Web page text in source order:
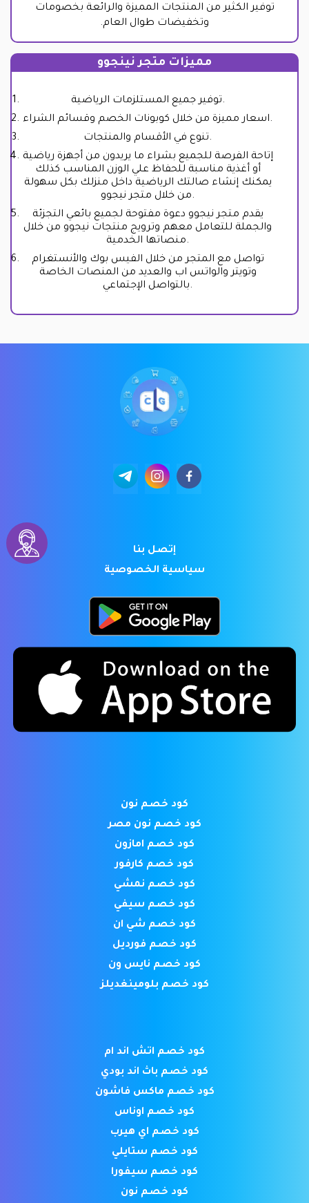
توفير الكثير من المنتجات المميزة والرائعة بخصومات
وتخفيضات طوال العام.
مميزات متجر نينجوو
توفير جميع المستلزمات الرياضية.
اسعار مميزة من خلال كوبونات الخصم وقسائم الشراء.
تنوع في الأقسام والمنتجات.
إتاحة الفرصة للجميع بشراء ما يريدون من أجهزة رياضية
أو أغذية مناسبة للحفاظ علي الوزن المناسب كذلك
يمكنك إنشاء صالتك الرياضية داخل منزلك بكل سهولة
من خلال متجر نيجوو.
يقدم متجر نيجوو دعوة مفتوحة لجميع بائعي التجزئة
والجملة للتعامل معهم وترويج منتجات نيجوو من خلال
منصاتها الخدمية.
تواصل مع المتجر من خلال الفيس بوك والأنستغرام
وتويتر والواتس اب والعديد من المنصات الخاصة
بالتواصل الإجتماعي.
إتصل بنا
سياسية الخصوصية
كود خصم نون
كود خصم نون مصر
كود خصم امازون
كود خصم كارفور
كود خصم نمشي
كود خصم سيفي
كود خصم شي ان
كود خصم فورديل
كود خصم نايس ون
كود خصم بلومينغديلز
كود خصم اتش اند ام
كود خصم باث اند بودي
كود خصم ماكس فاشون
كود خصم اوناس
كود خصم اي هيرب
كود خصم ستايلي
كود خصم سيفورا
كود خصم نون